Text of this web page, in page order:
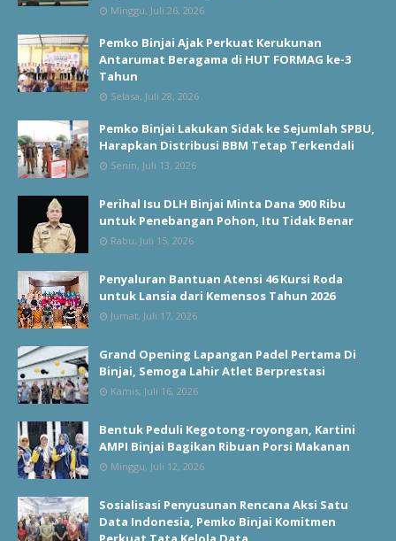
Minggu, Juli 26, 2026
Pemko Binjai Ajak Perkuat Kerukunan
Antarumat Beragama di HUT FORMAG ke-3
Tahun
Selasa, Juli 28, 2026
Pemko Binjai Lakukan Sidak ke Sejumlah SPBU,
Harapkan Distribusi BBM Tetap Terkendali
Senin, Juli 13, 2026
Perihal Isu DLH Binjai Minta Dana 900 Ribu
untuk Penebangan Pohon, Itu Tidak Benar
Rabu, Juli 15, 2026
Penyaluran Bantuan Atensi 46 Kursi Roda
untuk Lansia dari Kemensos Tahun 2026
Jumat, Juli 17, 2026
Grand Opening Lapangan Padel Pertama Di
Binjai, Semoga Lahir Atlet Berprestasi
Kamis, Juli 16, 2026
Bentuk Peduli Kegotong-royongan, Kartini
AMPI Binjai Bagikan Ribuan Porsi Makanan
Minggu, Juli 12, 2026
Sosialisasi Penyusunan Rencana Aksi Satu
Data Indonesia, Pemko Binjai Komitmen